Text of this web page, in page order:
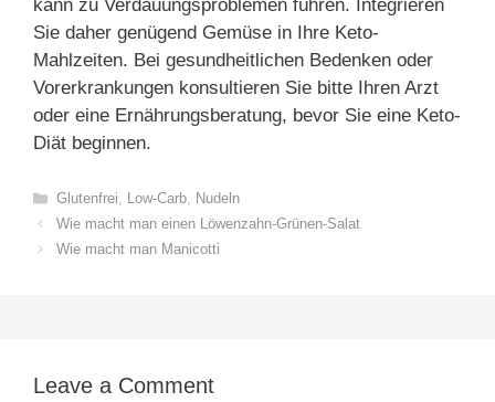
kann zu Verdauungsproblemen führen. Integrieren
Sie daher genügend Gemüse in Ihre Keto-
Mahlzeiten. Bei gesundheitlichen Bedenken oder
Vorerkrankungen konsultieren Sie bitte Ihren Arzt
oder eine Ernährungsberatung, bevor Sie eine Keto-
Diät beginnen.
Categories
Glutenfrei, Low-Carb, Nudeln
Wie macht man einen Löwenzahn-Grünen-Salat
Wie macht man Manicotti
Leave a Comment